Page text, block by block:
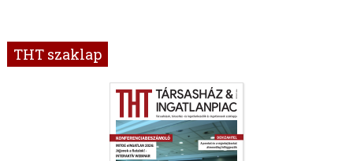
THT szaklap